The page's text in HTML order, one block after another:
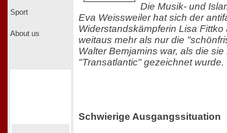
Sport
About us
Die Musik- und
Eva Weissweiler hat sich der
Widerstandskämpferin Lisa
weitaus mehr als nur die
Walter Bemjamins war, als die
"Transatlantic" gezeichnet wurde.
Schwierige Ausgangssituation